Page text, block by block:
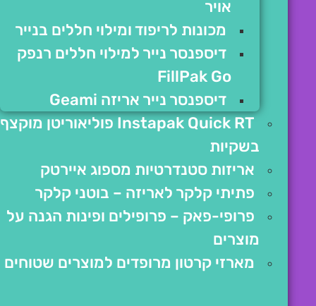
אויר
מכונות לריפוד ומילוי חללים בנייר
דיספנסר נייר למילוי חללים רנפק
FillPak Go
דיספנסר נייר אריזה Geami
Instapak Quick RT פוליאוריטן מוקצף
בשקיות
אריזות סטנדרטיות מספוג איירטק
פתיתי קלקר לאריזה – בוטני קלקר
פרופי-פאק – פרופילים ופינות הגנה על
מוצרים
מארזי קרטון מרופדים למוצרים שטוחים